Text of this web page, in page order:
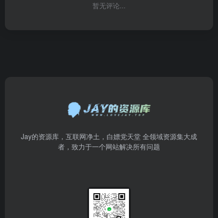
暂无评论...
Jay的资源库，互联网净土，白嫖党天堂 全领域资源集大成
者，致力于一个网站解决所有问题